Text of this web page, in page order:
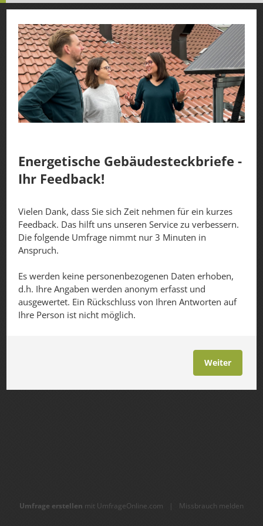
Energetische Gebäudesteckbriefe -
Ihr Feedback!
Vielen Dank, dass Sie sich Zeit nehmen für ein kurzes
Feedback. Das hilft uns unseren Service zu verbessern.
Die folgende Umfrage nimmt nur 3 Minuten in
Anspruch.
Es werden keine personenbezogenen Daten erhoben,
d.h. Ihre Angaben werden anonym erfasst und
ausgewertet. Ein Rückschluss von Ihren Antworten auf
Ihre Person ist nicht möglich.
Weiter
Umfrage erstellen mit UmfrageOnline.com | Missbrauch melden